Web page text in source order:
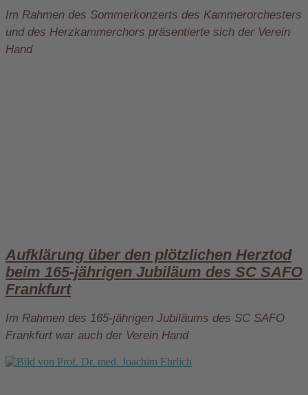
Im Rahmen des Sommerkonzerts des Kammerorchesters
und des Herzkammerchors präsentierte sich der Verein
Hand
Aufklärung über den plötzlichen Herztod
beim 165-jährigen Jubiläum des SC SAFO
Frankfurt
Im Rahmen des 165-jährigen Jubiläums des SC SAFO
Frankfurt war auch der Verein Hand